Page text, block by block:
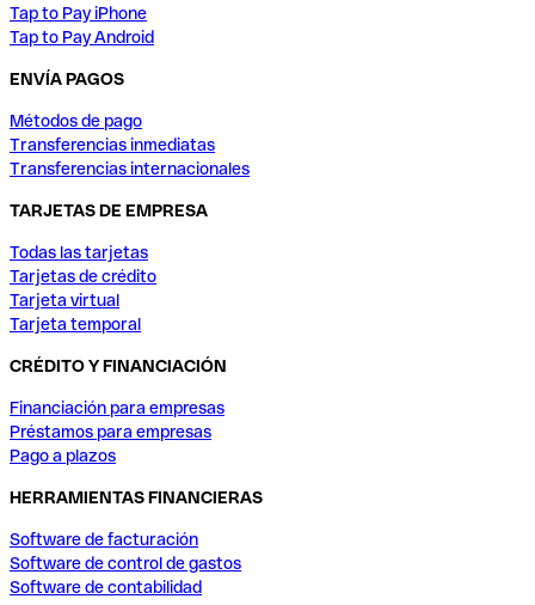
Tap to Pay iPhone
Tap to Pay Android
ENVÍA PAGOS
Métodos de pago
Transferencias inmediatas
Transferencias internacionales
TARJETAS DE EMPRESA
Todas las tarjetas
Tarjetas de crédito
Tarjeta virtual
Tarjeta temporal
CRÉDITO Y FINANCIACIÓN
Financiación para empresas
Préstamos para empresas
Pago a plazos
HERRAMIENTAS FINANCIERAS
Software de facturación
Software de control de gastos
Software de contabilidad